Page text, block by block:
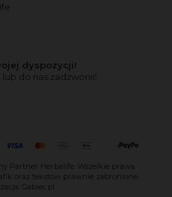
dyspozycji!
lub do nas zadzwonić
Partner Herbalife. Wszelkie prawa
oraz tekstów prawnie zabronione.
Gabiec.pl